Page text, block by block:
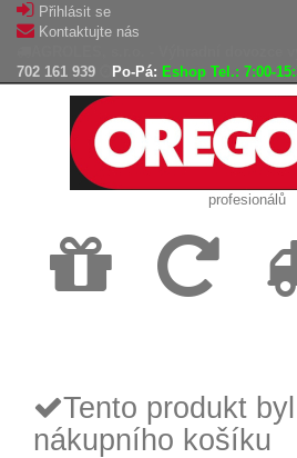
Přihlásit se
Kontaktujte nás
702 161 939
Po-Pá: Eshop Tel.: 7:00-
profesionálů
Tento produkt
nákupního košíku